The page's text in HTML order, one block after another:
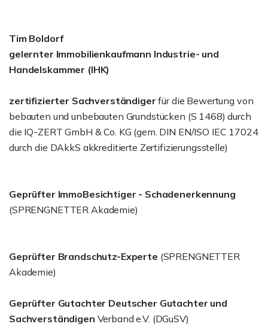
Tim Boldorf
gelernter Immobilienkaufmann Industrie- und
Handelskammer (IHK)
zertifizierter Sachverständiger für die Bewertung von
bebauten und unbebauten Grundstücken (S 1468) durch
die IQ-ZERT GmbH & Co. KG (gem. DIN EN/ISO IEC 17024
durch die DAkkS akkreditierte Zertifizierungsstelle)
Geprüfter ImmoBesichtiger - Schadenerkennung
(SPRENGNETTER Akademie)
Geprüfter Brandschutz-Experte (SPRENGNETTER
Akademie)
Geprüfter Gutachter Deutscher Gutachter und
Sachverständigen Verband e.V. (DGuSV)